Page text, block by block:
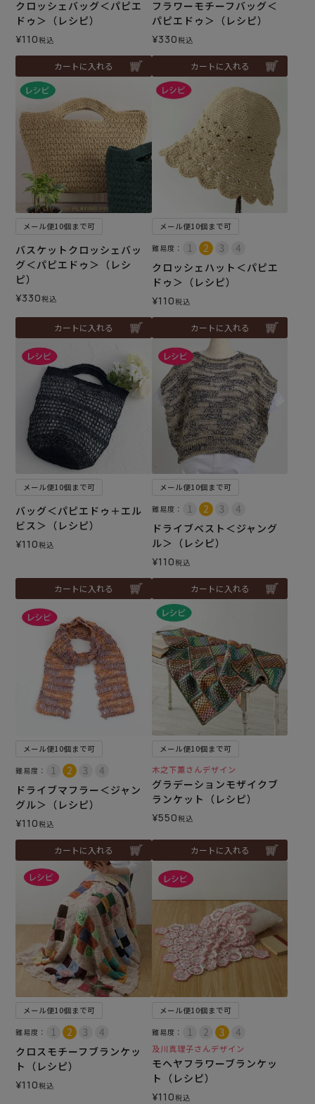
クロッシェバッグ＜パピエ
ドゥ＞（レシピ）
¥110税込
カートに入れる
フラワーモチーフバッグ＜
パピエドゥ＞（レシピ）
¥330税込
カートに入れる
メール便10個まで可
バスケットクロッシェバッ
グ＜パピエドゥ＞（レシ
ピ）
¥330税込
カートに入れる
メール便10個まで可
難易度：
クロッシェハット＜パピエ
ドゥ＞（レシピ）
¥110税込
カートに入れる
メール便10個まで可
バッグ＜パピエドゥ＋エル
ビス＞（レシピ）
¥110税込
カートに入れる
メール便10個まで可
難易度：
ドライブベスト＜ジャング
ル＞（レシピ）
¥110税込
カートに入れる
メール便10個まで可
難易度：
ドライブマフラー＜ジャン
グル＞（レシピ）
¥110税込
カートに入れる
メール便10個まで可
木之下薫さんデザイン
グラデーションモザイクブ
ランケット（レシピ）
¥550税込
カートに入れる
メール便10個まで可
難易度：
クロスモチーフブランケッ
ト（レシピ）
¥110税込
メール便10個まで可
難易度：
及川真理子さんデザイン
モヘヤフラワーブランケッ
ト（レシピ）
¥110税込